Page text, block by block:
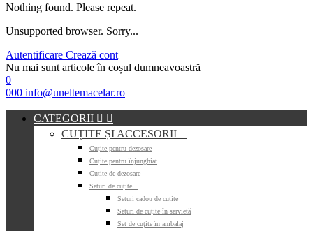
Nothing found. Please repeat.
Unsupported browser. Sorry...
Autentificare Crează cont
Nu mai sunt articole în coșul dumneavoastră
0
000 info@uneltemacelar.ro
CATEGORII  
CUȚITE ȘI ACCESORII
Cuțite pentru dezosare
Cuțite pentru înjunghiat
Cuțite de dezosare
Seturi de cuțite
Seturi cadou de cuțite
Seturi de cuțite în servietă
Set de cuțite în ambalaj